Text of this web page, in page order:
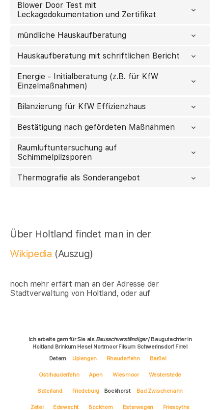
Blower Door Test mit
Leckagedokumentation und Zertifikat
mündliche Hauskaufberatung
Hauskaufberatung mit schriftlichen Bericht
Energie - Initialberatung (z.B. für KfW
Einzelmaßnahmen)
Bilanzierung für KfW Effizienzhaus
Bestätigung nach gefördeten Maßnahmen
Raumluftuntersuchung auf
Schimmelpilzsporen
Thermografie als Sonderangebot
Über Holtland findet man in der
Wikipedia (Auszug)
noch mehr erfärt man an der Adresse der
Stadtverwaltung von Holtland, oder auf
Ich arbeite gern für Sie als Bausachverständiger/ Baugutachter in
Holtland Brinkum Hesel Nortmoor Filsum Schwerinsdorf Firrel
Detern
Uplengen Rhauderfehn Barßel
Ostrhauderfehn Apen Wiesmoor Westerstede
Saterland Friedeburg Bockhorst Bad Zwischenahn
Zetel Edewecht Bockhorn Esterwegen Friesoythe